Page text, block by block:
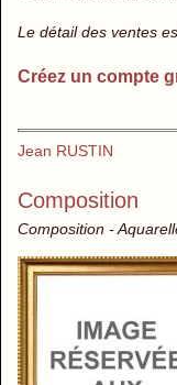
Le détail des ventes
Créez un compte
Jean RUSTIN
Composition
Composition -